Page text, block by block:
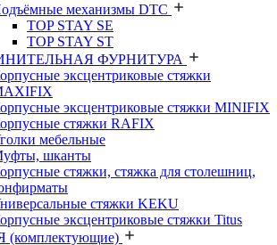
механизмы DTC
TOP STAY SE
TOP STAY ST
ФУРНИТУРА
эксцентриковые стяжки
эксцентриковые стяжки MINIFIX
стяжки RAFIX
мебельные
шканты
стяжки, стяжка для столешниц,
стяжки KEKU
эксцентриковые стяжки Titus